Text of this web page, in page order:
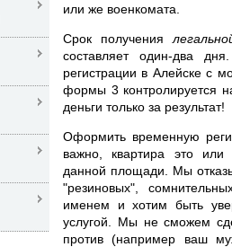
или же военкомата.
Срок получения
составляет один-два
регистрации в Алейске с
формы 3 контролируется
деньги только за результат!
Оформить временную
важно, квартира это
данной площади. Мы
"резиновых",
именем и хотим быть
услугой. Мы не сможем
против (например ваш